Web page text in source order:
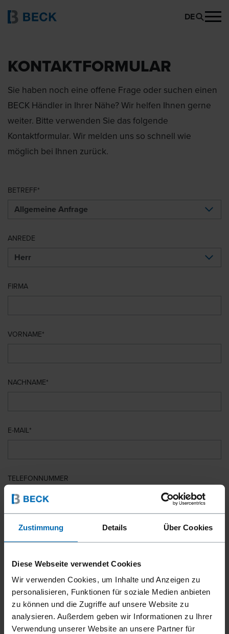
Zustimmung Details Über Cookies
Diese Webseite verwendet Cookies
Wir verwenden Cookies, um Inhalte und Anzeigen zu
personalisieren, Funktionen für soziale Medien anbieten
zu können und die Zugriffe auf unsere Website zu
analysieren. Außerdem geben wir Informationen zu Ihrer
Verwendung unserer Website an unsere Partner für
DE
KONTAKTFORMULAR
Sie haben noch eine offene Frage oder suchen einen
BECK Händler in Ihrer Nähe? Wir helfen Ihnen gerne
weiter. Bitte verwenden Sie das folgende
Kontaktformular. Wir melden uns so schnell wie
möglich bei Ihnen zurück.
BETREFF
ANREDE
FIRMA
VORNAME
NACHNAME
E-MAIL
TELEFONNUMMER
LAND
PLZ
IHRE NACHRICHT